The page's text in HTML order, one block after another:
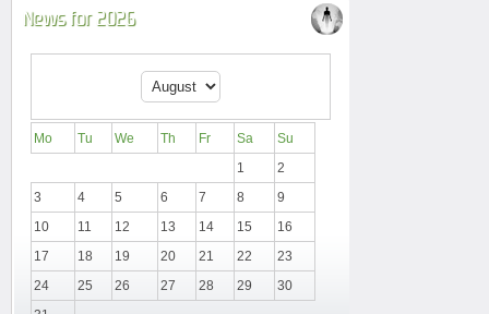
News for 2026
Mo Tu We Th Fr Sa
Su
1
2
3
4 5 6 7 8
9
10
11 12 13 14 15
16
17
18 19 20 21 22
23
24
25 26 27 28 29
30